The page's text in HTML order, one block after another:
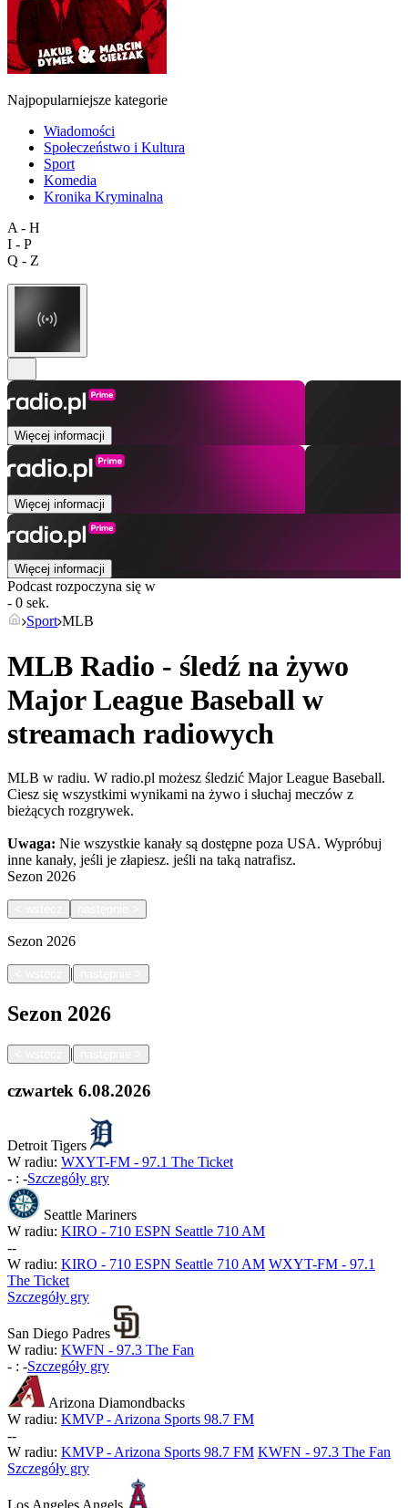
Najpopularniejsze kategorie
Wiadomości
Społeczeństwo i Kultura
Sport
Komedia
Kronika Kryminalna
A - H
I - P
Q - Z
Więcej informacji
Więcej informacji
Więcej informacji
Podcast rozpoczyna się w
- 0 sek.
Sport MLB
MLB Radio - śledź na żywo
Major League Baseball w
streamach radiowych
MLB w radiu. W radio.pl możesz śledzić Major League Baseball.
Ciesz się wszystkimi wynikami na żywo i słuchaj meczów z
bieżących rozgrywek.
Uwaga: Nie wszystkie kanały są dostępne poza USA. Wypróbuj
inne kanały, jeśli je złapiesz. jeśli na taką natrafisz.
Sezon 2026
Sezon 2026
|
Sezon 2026
|
czwartek 6.08.2026
Detroit Tigers
W radiu: WXYT-FM - 97.1 The Ticket
- : -Szczegóły gry
Seattle Mariners
W radiu: KIRO - 710 ESPN Seattle 710 AM
--
W radiu: KIRO - 710 ESPN Seattle 710 AM WXYT-FM - 97.1
The Ticket
Szczegóły gry
San Diego Padres
W radiu: KWFN - 97.3 The Fan
- : -Szczegóły gry
Arizona Diamondbacks
W radiu: KMVP - Arizona Sports 98.7 FM
--
W radiu: KMVP - Arizona Sports 98.7 FM KWFN - 97.3 The Fan
Szczegóły gry